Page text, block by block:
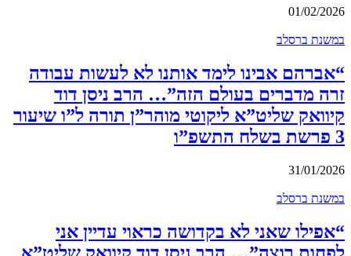
01/02/2026
במשנת ברסלב
“אברהם אבינו לימד אותנו לא לעשות עבודה
זרה מדברים בעולם הזה”… הרב ניסן דוד
קיוואק שליט”א ליקוטי מוהר”ן תורה ל”ו שיעור
3 פרשת בשלח התשפ”ו
31/01/2026
במשנת ברסלב
“אפילו שאני לא בקדושה כראוי עדיין אני